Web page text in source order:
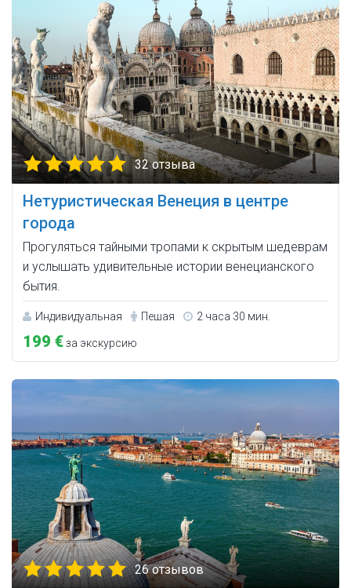
32 отзыва
Нетуристическая Венеция в центре
города
Прогуляться тайными тропами к скрытым шедеврам
и услышать удивительные истории венецианского
бытия.
Индивидуальная Пешая 2 часа 30 мин.
199 €за экскурсию
26 отзывов